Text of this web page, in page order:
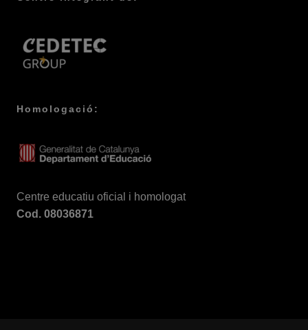
Homologació:
Centre educatiu oficial i homologat
Cod. 08036871